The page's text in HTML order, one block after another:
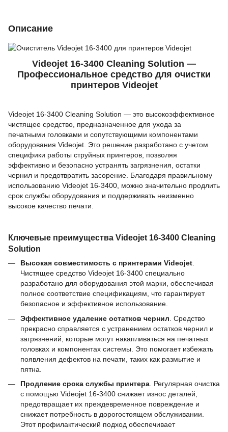
Описание
Videojet 16-3400 Cleaning Solution —
Профессиональное средство для очистки
принтеров Videojet
Videojet 16-3400 Cleaning Solution — это высокоэффективное
чистящее средство, предназначенное для ухода за
печатными головками и сопутствующими компонентами
оборудования Videojet. Это решение разработано с учетом
специфики работы струйных принтеров, позволяя
эффективно и безопасно устранять загрязнения, остатки
чернил и предотвратить засорение. Благодаря правильному
использованию Videojet 16-3400, можно значительно продлить
срок службы оборудования и поддерживать неизменно
высокое качество печати.
Ключевые преимущества Videojet 16-3400 Cleaning
Solution
Высокая совместимость с принтерами Videojet.
Чистящее средство Videojet 16-3400 специально
разработано для оборудования этой марки, обеспечивая
полное соответствие спецификациям, что гарантирует
безопасное и эффективное использование.
Эффективное удаление остатков чернил . Средство
прекрасно справляется с устранением остатков чернил и
загрязнений, которые могут накапливаться на печатных
головках и компонентах системы. Это помогает избежать
появления дефектов на печати, таких как размытие и
пятна.
Продление срока службы принтера. Регулярная очистка
с помощью Videojet 16-3400 снижает износ деталей,
предотвращает их преждевременное повреждение и
снижает потребность в дорогостоящем обслуживании.
Этот профилактический подход обеспечивает